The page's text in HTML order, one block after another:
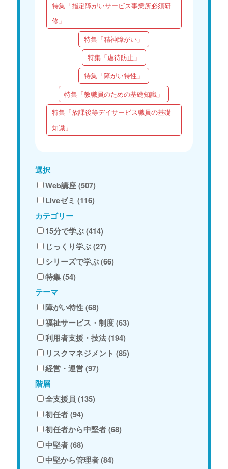
特集「指定障がいサービス事業所必須研
修」
特集「精神障がい」
特集「虐待防止」
特集「障がい特性」
特集「教職員のための基礎知識」
特集「放課後等デイサービス職員の基礎
知識」
選択
Web講座 (507)
Liveゼミ (116)
カテゴリー
15分で学ぶ (414)
じっくり学ぶ (27)
シリーズで学ぶ (66)
特集 (54)
テーマ
障がい特性 (68)
福祉サービス・制度 (63)
利用者支援・技法 (194)
リスクマネジメント (85)
経営・運営 (97)
階層
全支援員 (135)
初任者 (94)
初任者から中堅者 (68)
中堅者 (68)
中堅から管理者 (84)